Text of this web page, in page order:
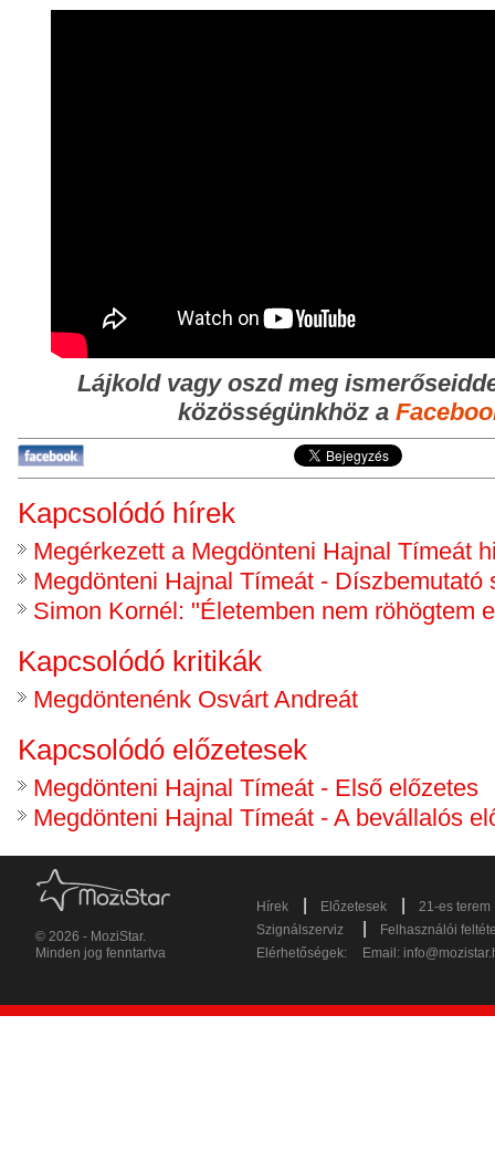
Lájkold vagy oszd meg
közösségünkhöz a
Kapcsolódó hírek
Megérkezett a Megdönteni Hajnal Tímeát
Megdönteni Hajnal Tímeát - Díszbemutató
Simon Kornél: "Életemben nem röhögtem
Kapcsolódó kritikák
Megdöntenénk Osvárt Andreát
Kapcsolódó előzetesek
Megdönteni Hajnal Tímeát - Első előzetes
Megdönteni Hajnal Tímeát - A bevállalós
© 2026 - MoziStar.
Minden jog fenntartva
Hírek Előzetesek
21-es terem
Szignálszerviz
Felhasználói
Elérhetőségek:
Email: